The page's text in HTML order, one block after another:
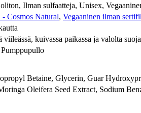
Ilman sulfaatteja, Unisex,
Cosmos Natural, Vegaaninen ilman
viileässä, kuivassa paikassa ja valolta
Betaine, Glycerin, Guar
Oleifera Seed Extract, Sodium